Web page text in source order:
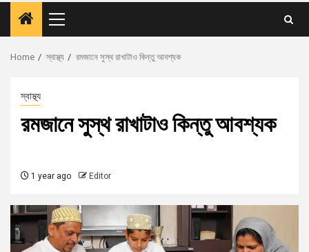
Home স্বাস্থ্য রমজানে সুস্থ রাখাটাও কিন্তু আবশ্যক
স্বাস্থ্য
রমজানে সুস্থ রাখাটাও কিন্তু আবশ্যক
1 year ago Editor